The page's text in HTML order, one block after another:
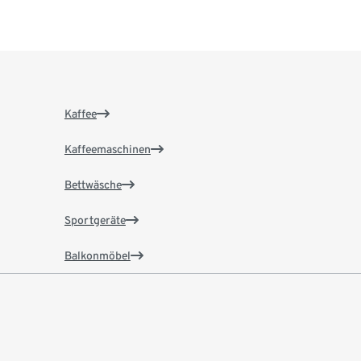
Kaffee
Kaffeemaschinen
Bettwäsche
Sportgeräte
Balkonmöbel